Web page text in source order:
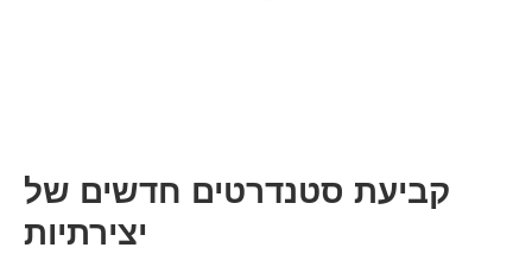
קביעת סטנדרטים חדשים של
יצירתיות